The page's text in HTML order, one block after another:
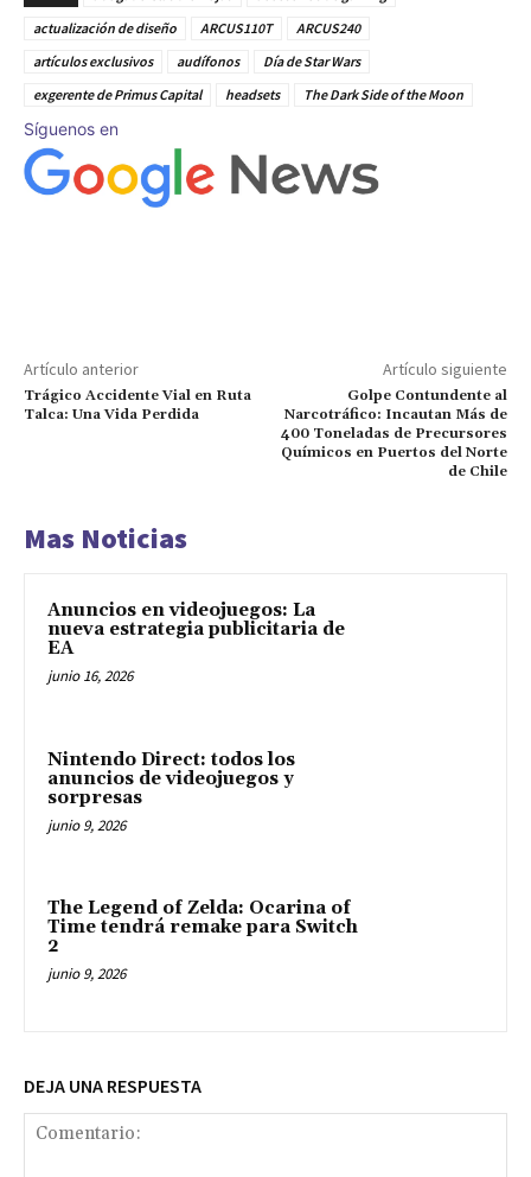
actualización de diseño
ARCUS110T
ARCUS240
artículos exclusivos
audífonos
Día de Star Wars
exgerente de Primus Capital
headsets The Dark Side of the Moon
Síguenos en
Artículo anterior
Trágico Accidente Vial en Ruta
Talca: Una Vida Perdida
Artículo siguiente
Golpe Contundente al
Narcotráfico: Incautan Más de
400 Toneladas de Precursores
Químicos en Puertos del Norte
de Chile
Mas Noticias
Anuncios en videojuegos: La
nueva estrategia publicitaria de
EA
junio 16, 2026
Nintendo Direct: todos los
anuncios de videojuegos y
sorpresas
junio 9, 2026
The Legend of Zelda: Ocarina of
Time tendrá remake para Switch
2
junio 9, 2026
DEJA UNA RESPUESTA